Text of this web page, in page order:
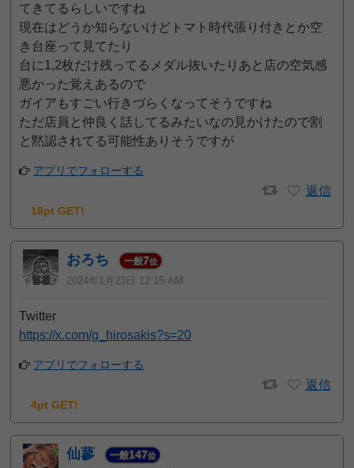
てきてるらしいですね
現在はどうか知らないけどトマト時代張り付きとか空
き台座って見てたり
台に1,2枚だけ残ってるメダル抜いたりあと店の空気感
悪かった覚えあるので
ガイアもすごい行きづらくなってそうですね
ただ店員と仲良く話してるみたいなの見かけたので割
と黙認されてる可能性ありそうですが
アプリでフォローする
返信
18pt GET!
おろち 一般7位
2024年1月23日 12:15 AM
Twitter
https://x.com/g_hirosakis?s=20
アプリでフォローする
返信
4pt GET!
仙蓼 一般147位